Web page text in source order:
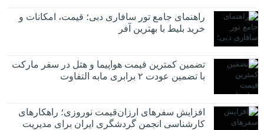
راهنمای جامع تور سافاری دبی؛ قیمت، امکانات و
خرید بلیط با بهترین آفر
تضمین کمترین قیمت هواپیما و هتل در سفر مارکت
با تضمین عودت ۲ برابری مابه التفاوت
افزایش سفرهای ارزان‌قیمت نوروزی؛ راهکارهای
کارشناسی انجمن گردشگری ایران برای مدیریت